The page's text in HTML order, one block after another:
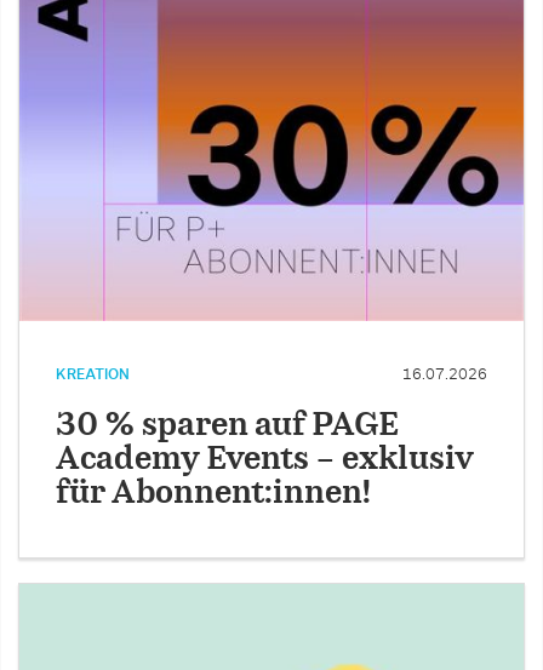
KREATION 16.07.2026
30 % sparen auf PAGE
Academy Events – exklusiv
für Abonnent:innen!